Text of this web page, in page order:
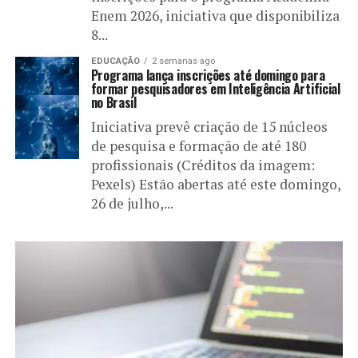
Enem 2026, iniciativa que disponibiliza
8...
EDUCAÇÃO 2 semanas ago
Programa lança inscrições até domingo para
formar pesquisadores em Inteligência Artificial
no Brasil
Iniciativa prevê criação de 15 núcleos
de pesquisa e formação de até 180
profissionais (Créditos da imagem:
Pexels) Estão abertas até este domingo,
26 de julho,...